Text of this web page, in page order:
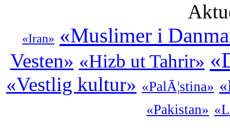
«Iran» «Muslimer i
Vesten» «Hizb ut Tahrir»
«Vestlig kultur» «PalÃ¦stina»
«Pakistan»